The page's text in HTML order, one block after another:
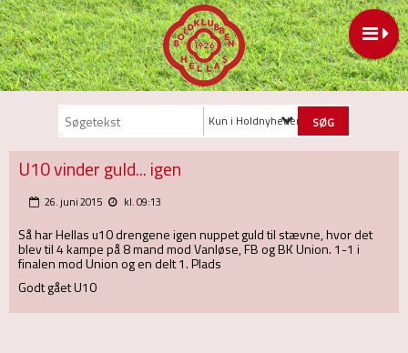
Kun i Holdnyheder
U10 vinder guld... igen
26. juni 2015 kl. 09:13
Så har Hellas u10 drengene igen nuppet guld til stævne, hvor det
blev til 4 kampe på 8 mand mod Vanløse, FB og BK Union. 1-1 i
finalen mod Union og en delt 1. Plads
Godt gået U10